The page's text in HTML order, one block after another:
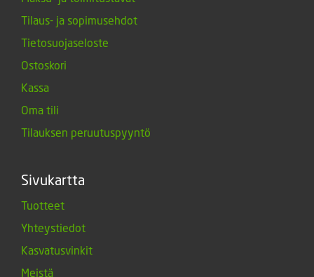
Tilaus- ja sopimusehdot
Tietosuojaseloste
Ostoskori
Kassa
Oma tili
Tilauksen peruutuspyyntö
Sivukartta
Tuotteet
Yhteystiedot
Kasvatusvinkit
Meistä